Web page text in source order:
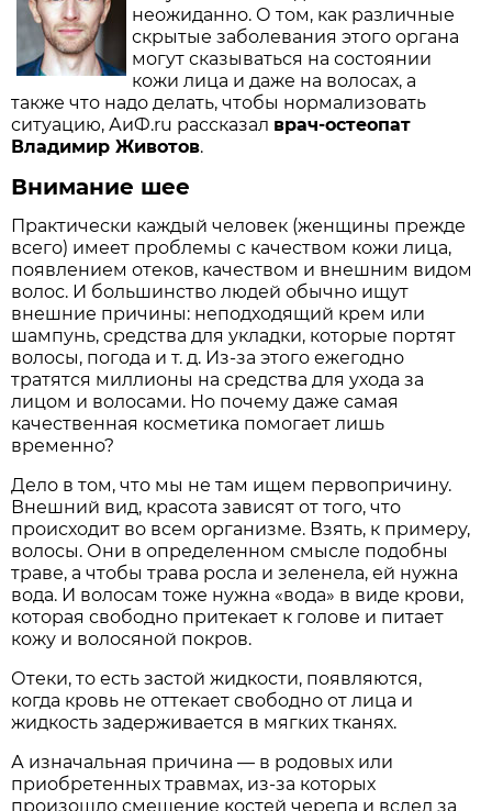
неожиданно. О том, как различные
скрытые заболевания этого органа
могут сказываться на состоянии
кожи лица и даже на волосах, а
также что надо делать, чтобы нормализовать
ситуацию, АиФ.ru рассказал врач-остеопат
Владимир Животов.
Внимание шее
Практически каждый человек (женщины прежде
всего) имеет проблемы с качеством кожи лица,
появлением отеков, качеством и внешним видом
волос. И большинство людей обычно ищут
внешние причины: неподходящий крем или
шампунь, средства для укладки, которые портят
волосы, погода и т. д. Из-за этого ежегодно
тратятся миллионы на средства для ухода за
лицом и волосами. Но почему даже самая
качественная косметика помогает лишь
временно?
Дело в том, что мы не там ищем первопричину.
Внешний вид, красота зависят от того, что
происходит во всем организме. Взять, к примеру,
волосы. Они в определенном смысле подобны
траве, а чтобы трава росла и зеленела, ей нужна
вода. И волосам тоже нужна «вода» в виде крови,
которая свободно притекает к голове и питает
кожу и волосяной покров.
Отеки, то есть застой жидкости, появляются,
когда кровь не оттекает свободно от лица и
жидкость задерживается в мягких тканях.
А изначальная причина — в родовых или
приобретенных травмах, из-за которых
произошло смещение костей черепа и вслед за